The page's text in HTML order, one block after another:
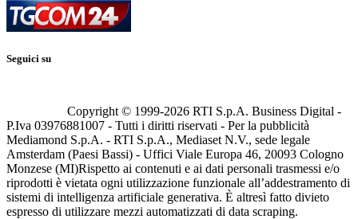
Seguici su
Copyright © 1999-2026 RTI S.p.A. Business Digital -
P.Iva 03976881007 - Tutti i diritti riservati - Per la pubblicità
Mediamond S.p.A. - RTI S.p.A., Mediaset N.V., sede legale
Amsterdam (Paesi Bassi) - Uffici Viale Europa 46, 20093 Cologno
Monzese (MI)Rispetto ai contenuti e ai dati personali trasmessi e/o
riprodotti è vietata ogni utilizzazione funzionale all’addestramento di
sistemi di intelligenza artificiale generativa. È altresì fatto divieto
espresso di utilizzare mezzi automatizzati di data scraping.